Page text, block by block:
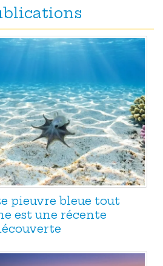
pieuvre bleue tout
est une récente